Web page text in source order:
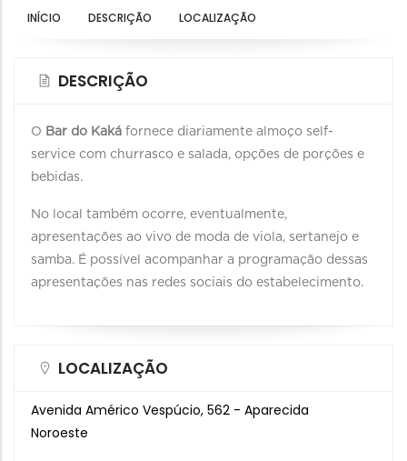
INÍCIO DESCRIÇÃO LOCALIZAÇÃO
DESCRIÇÃO
O Bar do Kaká fornece diariamente almoço self-
service com churrasco e salada, opções de porções e
bebidas.
No local também ocorre, eventualmente,
apresentações ao vivo de moda de viola, sertanejo e
samba. É possível acompanhar a programação dessas
apresentações nas redes sociais do estabelecimento.
LOCALIZAÇÃO
Avenida Américo Vespúcio, 562 - Aparecida
Noroeste